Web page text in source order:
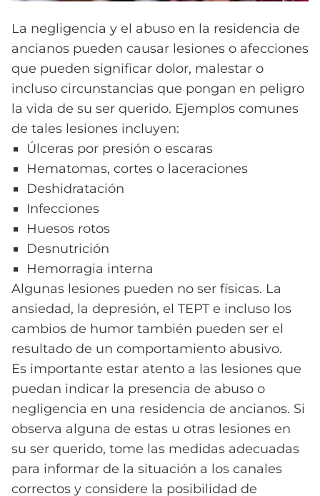
La negligencia y el abuso en la residencia de
ancianos pueden causar lesiones o afecciones
que pueden significar dolor, malestar o
incluso circunstancias que pongan en peligro
la vida de su ser querido. Ejemplos comunes
de tales lesiones incluyen:
Úlceras por presión o escaras
Hematomas, cortes o laceraciones
Deshidratación
Infecciones
Huesos rotos
Desnutrición
Hemorragia interna
Algunas lesiones pueden no ser físicas. La
ansiedad, la depresión, el TEPT e incluso los
cambios de humor también pueden ser el
resultado de un comportamiento abusivo.
Es importante estar atento a las lesiones que
puedan indicar la presencia de abuso o
negligencia en una residencia de ancianos. Si
observa alguna de estas u otras lesiones en
su ser querido, tome las medidas adecuadas
para informar de la situación a los canales
correctos y considere la posibilidad de